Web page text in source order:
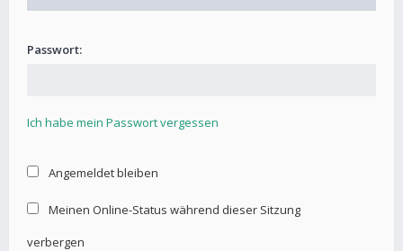
Passwort:
Ich habe mein Passwort vergessen
Angemeldet bleiben
Meinen Online-Status während dieser Sitzung
verbergen